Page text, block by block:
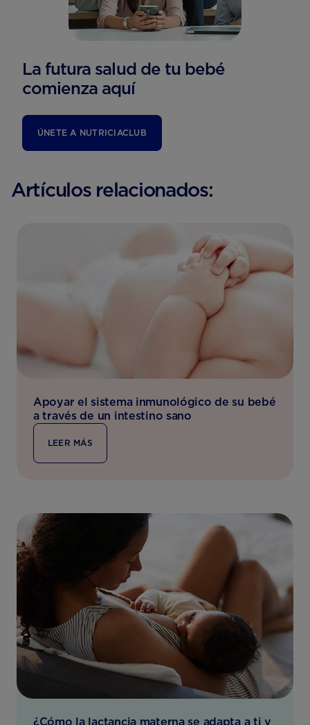
La futura salud de tu bebé
comienza aquí
ÚNETE A NUTRICIACLUB
Artículos relacionados:
Apoyar el sistema inmunológico de su bebé
a través de un intestino sano
LEER MÁS
¿Cómo la lactancia materna se adapta a ti y